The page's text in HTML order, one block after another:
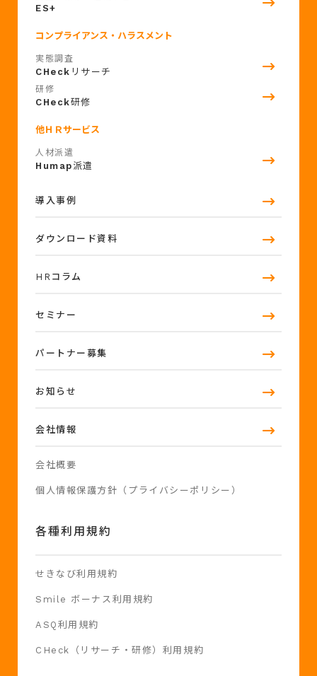
ES+
コンプライアンス・ハラスメント
実態調査
CHeck リサーチ
研修
CHeck研修
他ＨＲサービス
人材派遣
Humap 派遣
導入事例
ダウンロード資料
HRコラム
セミナー
パートナー募集
お知らせ
会社情報
会社概要
個人情報保護方針（プライバシーポリシー）
各種利用規約
せきなび利用規約
Smile ボーナス利用規約
ASQ利用規約
CHeck（リサーチ・研修）利用規約